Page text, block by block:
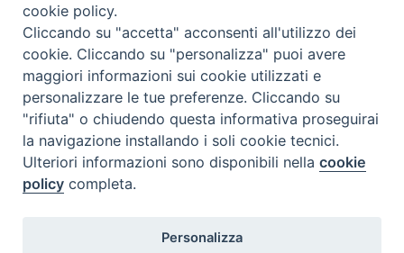
Diocesi
di Como
Diocesi di Como | piazza Grimoldi, 5
Riproduzione solo con permesso.
cookie policy.
Cliccando su "accetta" acconsenti all'utilizzo dei
cookie. Cliccando su "personalizza" puoi avere
maggiori informazioni sui cookie utilizzati e
personalizzare le tue preferenze. Cliccando su
"rifiuta" o chiudendo questa informativa proseguirai
la navigazione installando i soli cookie tecnici.
Ulteriori informazioni sono disponibili nellacookie
policy completa.
Personalizza